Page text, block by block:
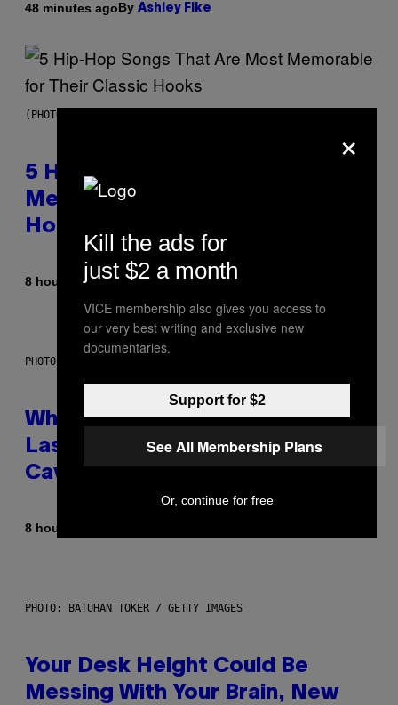
48 minutes agoBy Ashley Fike
(PHOTO BY STEVE GRANITZ/WIREIMAGE)
5 Hip-Hop Songs That Are Most
Memorable for Their Classic
Hooks
8 hours agoByCaleb Catlin
PHOTO: NASA; DR PIXEL / GETTY IMAGES
Why NASA Wants to Send a
Laser-Powered Drone Into
Caves Beneath the Moon
8 hours ago
PHOTO: BATUHAN TOKER / GETTY IMAGES
Your Desk Height Could Be
Messing With Your Brain, New
×
Kill the ads for
just $2 a month
VICE membership also gives you access to
our very best writing and exclusive new
documentaries.
Support for $2
See All Membership Plans
Or, continue for free